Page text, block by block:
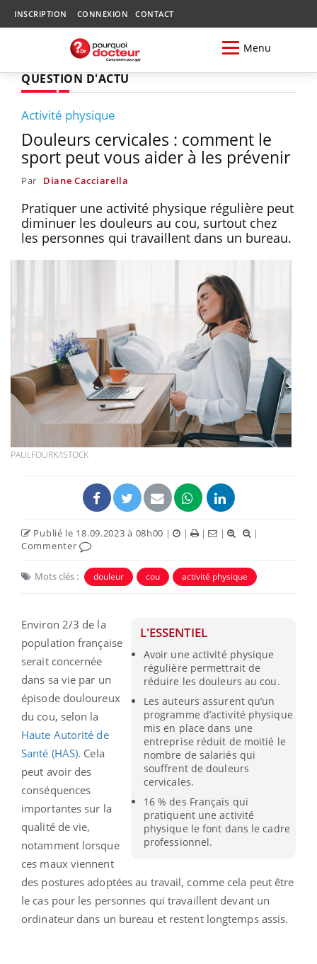
INSCRIPTION CONNEXION CONTACT
Menu
QUESTION D'ACTU
Activité physique
Douleurs cervicales : comment le
sport peut vous aider à les prévenir
Par Diane Cacciarella
Pratiquer une activité physique régulière peut
diminuer les douleurs au cou, surtout chez
les personnes qui travaillent dans un bureau.
PAULFOURK/ISTOCK
Publié le 18.09.2023 à 08h00 | | | |
|
Commenter
Mots clés : douleur cou activité physique
L'ESSENTIEL
Avoir une activité physique
régulière permettrait de
réduire les douleurs au cou.
Les auteurs assurent qu’un
programme d’activité physique
mis en place dans une
entreprise réduit de moitié le
nombre de salariés qui
souffrent de douleurs
cervicales.
16 % des Français qui
pratiquent une activité
physique le font dans le cadre
professionnel.
Environ 2/3 de la
population française
serait concernée
dans sa vie par un
épisode douloureux
du cou, selon la
Haute Autorité de
Santé (HAS). Cela
peut avoir des
conséquences
importantes sur la
qualité de vie,
notamment lorsque
ces maux viennent
des postures adoptées au travail, comme cela peut être
le cas pour les personnes qui travaillent devant un
ordinateur dans un bureau et restent longtemps assis.